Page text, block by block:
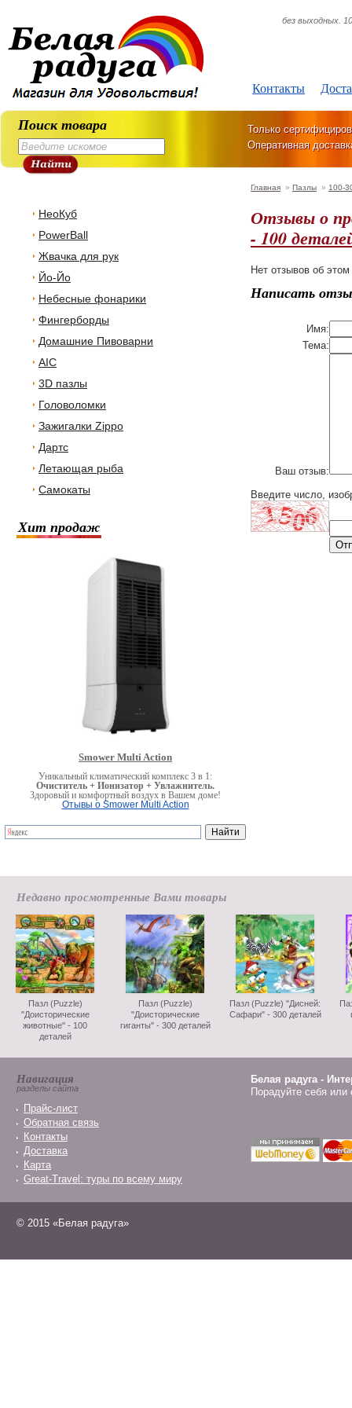
Контакты
без выходных.
Поиск товара
Только
Оперативная
НеоКуб
PowerBall
Жвачка для рук
Йо-Йо
Небесные фонарики
Фингерборды
Домашние Пивоварни
AIC
3D пазлы
Головоломки
Зажигалки Zippo
Дартс
Летающая рыба
Самокаты
Хит продаж
Smower Multi Action
Уникальный климатический комплекс 3 в 1:
Очиститель + Ионизатор + Увлажнитель.
Здоровый и комфортный воздух в Вашем доме!
Отывы о Smower Multi Action
Главная » Пазлы » 100-
Отзывы о
- 100
Нет отзывов об этом
Написать
Имя:
Тема:
Ваш отзыв:
Введите число,
Недавно просмотренные Вами товары
Пазл (Puzzle)
"Доисторические
животные" - 100
деталей
Пазл (Puzzle)
"Доисторические
гиганты" - 300 деталей
Пазл (Puzzle) "Дисней:
Сафари" - 300 деталей
Навигация
разделы сайта
Прайс-лист
Обратная связь
Контакты
Доставка
Карта
Great-Travel: туры по всему миру
Белая радуга -
Порадуйте себя
© 2015 «Белая радуга»